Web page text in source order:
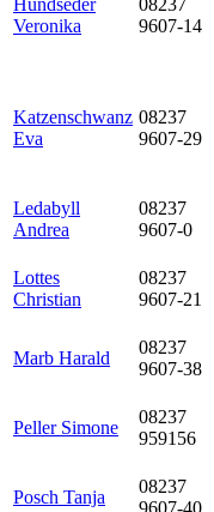
Hundseder
Veronika
08237
9607-14
Katzenschwanz
Eva
08237
9607-29
Ledabyll
Andrea
08237
9607-0
Lottes
Christian
08237
9607-21
Marb Harald
08237
9607-38
Peller Simone
08237
959156
Posch Tanja
08237